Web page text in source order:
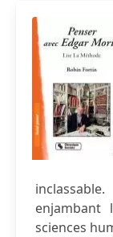
enjambant
sciences